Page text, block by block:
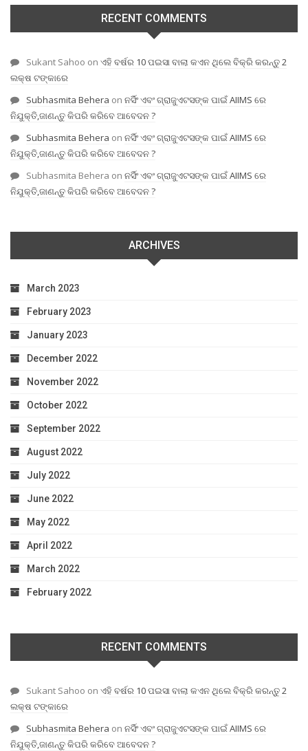
RECENT COMMENTS
Sukant Sahoo on ଏହି ବର୍ଷର 10 ପଇସା ବାଲା କଏନ ଥିଲେ ବିକ୍ରି କରନ୍ତୁ 2
ଲକ୍ଷ ଟଙ୍କାରେ
Subhasmita Behera on ନର୍ସିଂ ଏବଂ ଗ୍ରାଜୁଏଟସଙ୍କ ପାଇଁ AIIMS ରେ
ନିଯୁକ୍ତି,ଜାଣନ୍ତୁ କିପରି କରିବେ ଆବେଦନ ?
Subhasmita Behera on ନର୍ସିଂ ଏବଂ ଗ୍ରାଜୁଏଟସଙ୍କ ପାଇଁ AIIMS ରେ
ନିଯୁକ୍ତି,ଜାଣନ୍ତୁ କିପରି କରିବେ ଆବେଦନ ?
Subhasmita Behera on ନର୍ସିଂ ଏବଂ ଗ୍ରାଜୁଏଟସଙ୍କ ପାଇଁ AIIMS ରେ
ନିଯୁକ୍ତି,ଜାଣନ୍ତୁ କିପରି କରିବେ ଆବେଦନ ?
ARCHIVES
March 2023
February 2023
January 2023
December 2022
November 2022
October 2022
September 2022
August 2022
July 2022
June 2022
May 2022
April 2022
March 2022
February 2022
RECENT COMMENTS
Sukant Sahoo on ଏହି ବର୍ଷର 10 ପଇସା ବାଲା କଏନ ଥିଲେ ବିକ୍ରି କରନ୍ତୁ 2
ଲକ୍ଷ ଟଙ୍କାରେ
Subhasmita Behera on ନର୍ସିଂ ଏବଂ ଗ୍ରାଜୁଏଟସଙ୍କ ପାଇଁ AIIMS ରେ
ନିଯୁକ୍ତି,ଜାଣନ୍ତୁ କିପରି କରିବେ ଆବେଦନ ?